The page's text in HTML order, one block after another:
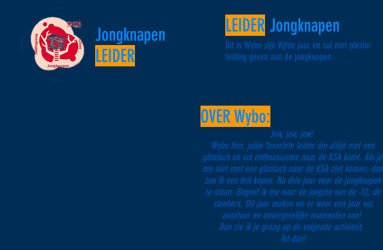
Jongknapen
LEIDER
LEIDER Jongknapen
Dit is Wybo zijn Vijfde jaar en zal met plezier
leiding geven aan de jongknapen.
OVER Wybo:
Jow, jow, jow!
Wybo hier, jullie favoriete leider die altijd met een
glimlach en vol enthousiasme naar de KSA komt. Als je
me niet met een glimlach naar de KSA ziet komen, dan
zou ik een bril kopen. Na drie jaar voor de jongknapen
te staan. Begeef ik me naar de jongste van de -12, de
sloebers. Dit jaar maken we er weer een jaar vol
avontuur en onvergetelijke momenten van!
Dan zie ik je graag op de volgende activiteit.
Tot dan!